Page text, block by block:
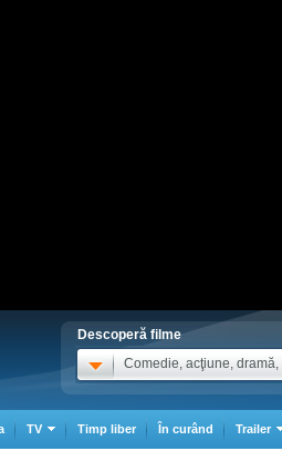
Descoperă filme
Comedie, acţiune, dramă,
TV Timp liber În curând Trailer